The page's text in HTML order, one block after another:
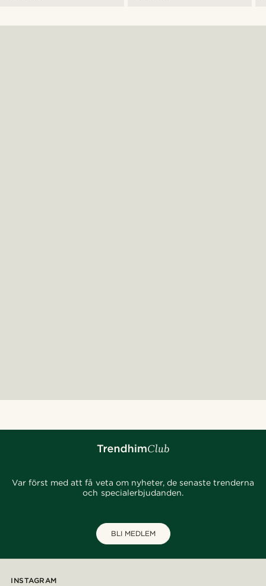
Var först med att få veta om nyheter, de senaste trenderna
och specialerbjudanden.
BLI MEDLEM
INSTAGRAM